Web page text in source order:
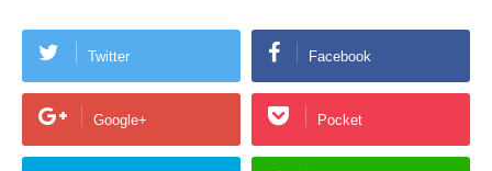
Twitter Facebook
Google+ Pocket